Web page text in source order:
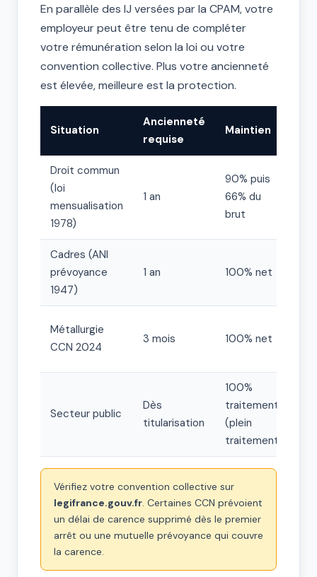
En parallèle des IJ versées par la CPAM, votre
employeur peut être tenu de compléter
votre rémunération selon la loi ou votre
convention collective. Plus votre ancienneté
est élevée, meilleure est la protection.
Situation
Ancienneté
requise
Maintien
Droit commun
(loi
mensualisation
1978)
1 an
90% puis
66% du
brut
Cadres (ANI
prévoyance
1947)
1 an 100% net
Métallurgie
CCN 2024
3 mois 100% net
Secteur public
Dès
titularisation
100%
traitement
(plein
traitement)
Vérifiez votre convention collective sur
legifrance.gouv.fr. Certaines CCN prévoient
un délai de carence supprimé dès le premier
arrêt ou une mutuelle prévoyance qui couvre
la carence.